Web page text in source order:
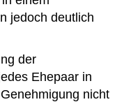
jedoch deutlich
der
Ehepaar in
nicht